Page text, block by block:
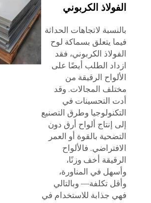
الفولاذ الكربوني
بالنسبة لاتجاهات الحداثة
فيما يتعلق بسماكة لوح
الفولاذ الكربوني، فقد
ازداد الطلب أيضًا على
الألواح الرقيقة من
مختلف المجالات. وقد
أدت التحسينات في
التكنولوجيا وطرق التصنيع
إلى إنتاج ألواح أرق دون
التضحية بالقوة أو العمر
الافتراضي. فالألواح
الرقيقة أخف وزنًا،
وأسهل في المناورة،
وأقل تكلفة— وبالتالي
فهي جذابة للاستخدام في